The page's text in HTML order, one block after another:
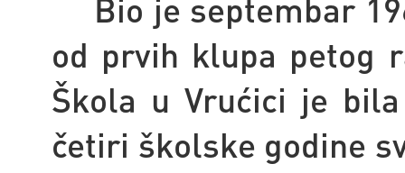
Bio je septembar
od prvih klupa petog
Škola u Vrućici je
četiri školske godine